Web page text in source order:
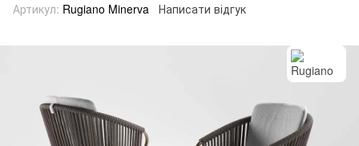
Артикул: Rugiano Minerva Написати відгук